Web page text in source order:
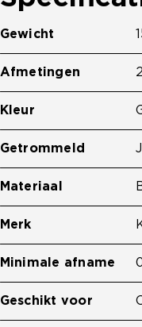
Gewicht
Afmetingen
Kleur
Getrommeld
Materiaal
Merk
Minimale afname
Geschikt voor